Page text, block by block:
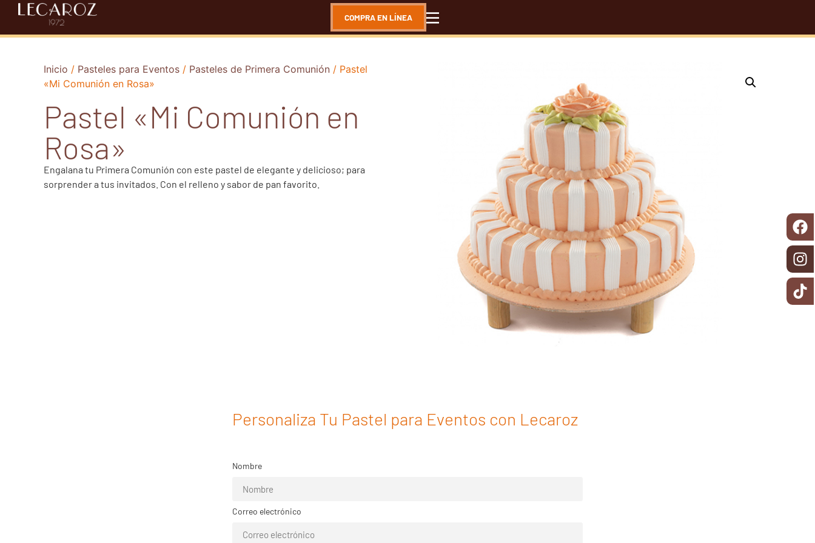
COMPRA EN LÍNEA
Inicio / Pasteles para Eventos / Pasteles de Primera Comunión / Pastel
«Mi Comunión en Rosa»
Pastel «Mi Comunión en
Rosa»
Engalana tu Primera Comunión con este pastel de elegante y delicioso; para
sorprender a tus invitados. Con el relleno y sabor de pan favorito.
Personaliza Tu Pastel para Eventos con Lecaroz
Nombre
Correo electrónico